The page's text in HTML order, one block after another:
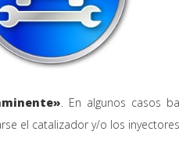
. En algunos casos
el catalizador y/o los